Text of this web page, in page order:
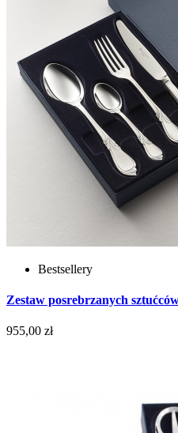
Bestsellery
Zestaw posrebrzanych
955,00 zł